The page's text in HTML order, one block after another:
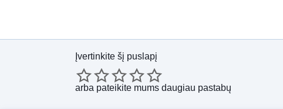
Įvertinkite šį puslapį
arba pateikite mums daugiau pastabų